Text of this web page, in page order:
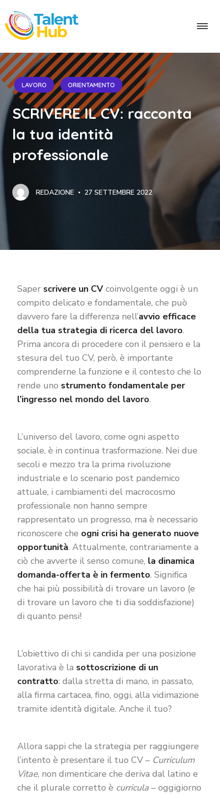
LAVORO ORIENTAMENTO
SCRIVERE IL CV: racconta
la tua identità
professionale
REDAZIONE 27 SETTEMBRE 2022
Saper scrivere un CV coinvolgente oggi è un
compito delicato e fondamentale, che può
davvero fare la differenza nell’avvio efficace
della tua strategia di ricerca del lavoro.
Prima ancora di procedere con il pensiero e la
stesura del tuo CV, però, è importante
comprenderne la funzione e il contesto che lo
rende uno strumento fondamentale per
l’ingresso nel mondo del lavoro.
L’universo del lavoro, come ogni aspetto
sociale, è in continua trasformazione. Nei due
secoli e mezzo tra la prima rivoluzione
industriale e lo scenario post pandemico
attuale, i cambiamenti del macrocosmo
professionale non hanno sempre
rappresentato un progresso, ma è necessario
riconoscere che ogni crisi ha generato nuove
opportunità. Attualmente, contrariamente a
ciò che avverte il senso comune, la dinamica
domanda-offerta è in fermento. Significa
che hai più possibilità di trovare un lavoro (e
di trovare un lavoro che ti dia soddisfazione)
di quanto pensi!
L’obiettivo di chi si candida per una posizione
lavorativa è la sottoscrizione di un
contratto: dalla stretta di mano, in passato,
alla firma cartacea, fino, oggi, alla vidimazione
tramite identità digitale. Anche il tuo?
Allora sappi che la strategia per raggiungere
l’intento è presentare il tuo CV – Curriculum
Vitae, non dimenticare che deriva dal latino e
che il plurale corretto è curricula – oggigiorno